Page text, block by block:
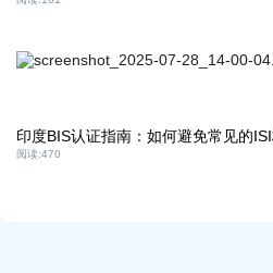
印度BIS认证指南：如何避免常见的
阅读:470